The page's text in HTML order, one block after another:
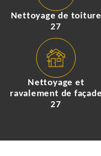
Nettoyage de toiture
27
Nettoyage et
ravalement de façade
27